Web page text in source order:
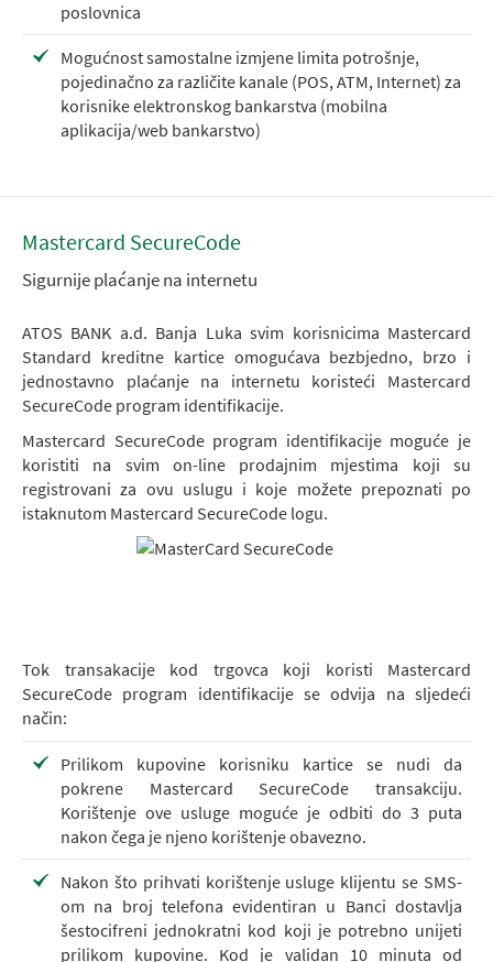
poslovnica
Mogućnost samostalne izmjene limita potrošnje,
pojedinačno za različite kanale (POS, ATM, Internet) za
korisnike elektronskog bankarstva (mobilna
aplikacija/web bankarstvo)
Mastercard SecureCode
Sigurnije plaćanje na internetu
ATOS BANK a.d. Banja Luka svim korisnicima Mastercard
Standard kreditne kartice omogućava bezbjedno, brzo i
jednostavno plaćanje na internetu koristeći Mastercard
SecureCode program identifikacije.
Mastercard SecureCode program identifikacije moguće je
koristiti na svim on-line prodajnim mjestima koji su
registrovani za ovu uslugu i koje možete prepoznati po
istaknutom Mastercard SecureCode logu.
Tok transakacije kod trgovca koji koristi Mastercard
SecureCode program identifikacije se odvija na sljedeći
način:
Prilikom kupovine korisniku kartice se nudi da
pokrene Mastercard SecureCode transakciju.
Korištenje ove usluge moguće je odbiti do 3 puta
nakon čega je njeno korištenje obavezno.
Nakon što prihvati korištenje usluge klijentu se SMS-
om na broj telefona evidentiran u Banci dostavlja
šestocifreni jednokratni kod koji je potrebno unijeti
prilikom kupovine. Kod je validan 10 minuta od